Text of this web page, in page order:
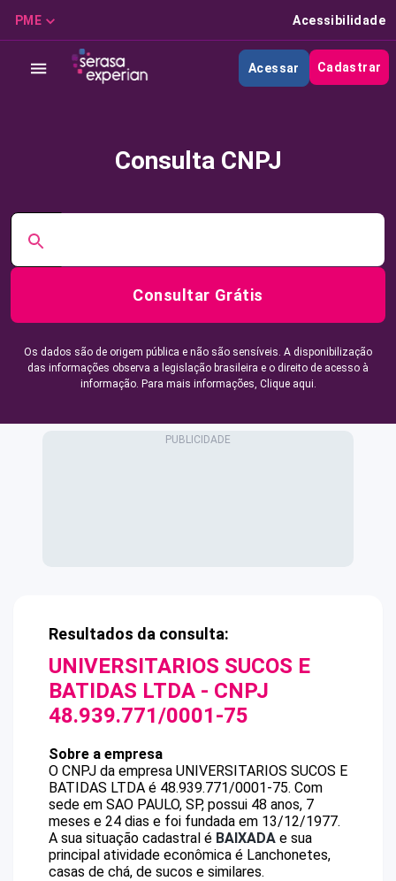
PME Acessibilidade
Acessar Cadastrar
Consulta CNPJ
Consultar Grátis
Os dados são de origem pública e não são sensíveis. A disponibilização
das informações observa a legislação brasileira e o direito de acesso à
informação. Para mais informações, Clique aqui.
Resultados da consulta:
UNIVERSITARIOS SUCOS E
BATIDAS LTDA - CNPJ
48.939.771/0001-75
Sobre a empresa
O CNPJ da empresa UNIVERSITARIOS SUCOS E
BATIDAS LTDA é 48.939.771/0001-75. Com
sede em SAO PAULO, SP, possui 48 anos, 7
meses e 24 dias e foi fundada em 13/12/1977.
A sua situação cadastral é BAIXADA e sua
principal atividade econômica é Lanchonetes,
casas de chá, de sucos e similares.